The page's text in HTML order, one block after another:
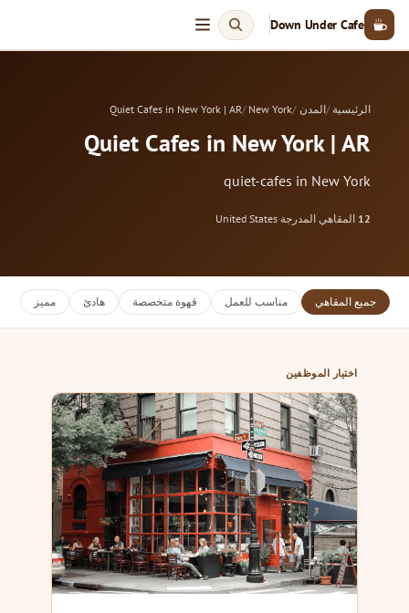
Down Under Cafe
الرئيسية المدن New York
Quiet Cafes in New York | AR
Quiet Cafes in New York | AR
quiet-cafes in New York
12 المقاهي المدرجة·
United States
جميع المقاهي مناسب للعمل قهوة متخصصة هادئ مميز
اختيار الموظفين